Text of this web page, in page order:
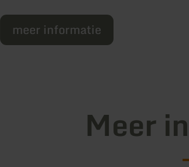
meer informatie
Meer